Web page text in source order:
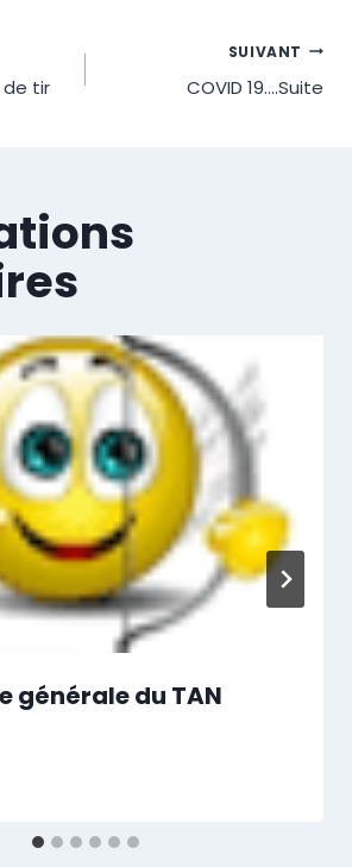
de tir
SUIVANT
COVID 19….Suite
générale du TAN